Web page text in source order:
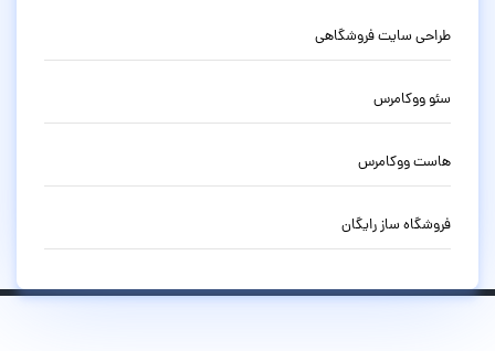
طراحی سایت فروشگاهی
سئو ووکامرس
هاست ووکامرس
فروشگاه ساز رایگان